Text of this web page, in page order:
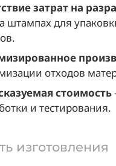
затрат на
штампах для
отходов
стоимость
и тестирования.
изготовления